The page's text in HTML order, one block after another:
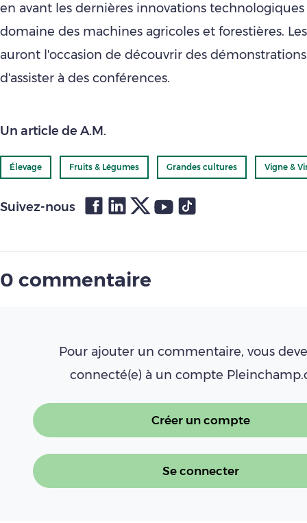
en avant les dernières innovations technologiques
domaine des machines agricoles et forestières.
auront l'occasion de découvrir des
d'assister à des conférences.
Un article de A.M.
Élevage Fruits & Légumes Grandes cultures Vigne &
Suivez-nous
0 commentaire
Pour ajouter un commentaire, vous
connecté(e) à un compte
Créer un compte
Se connecter